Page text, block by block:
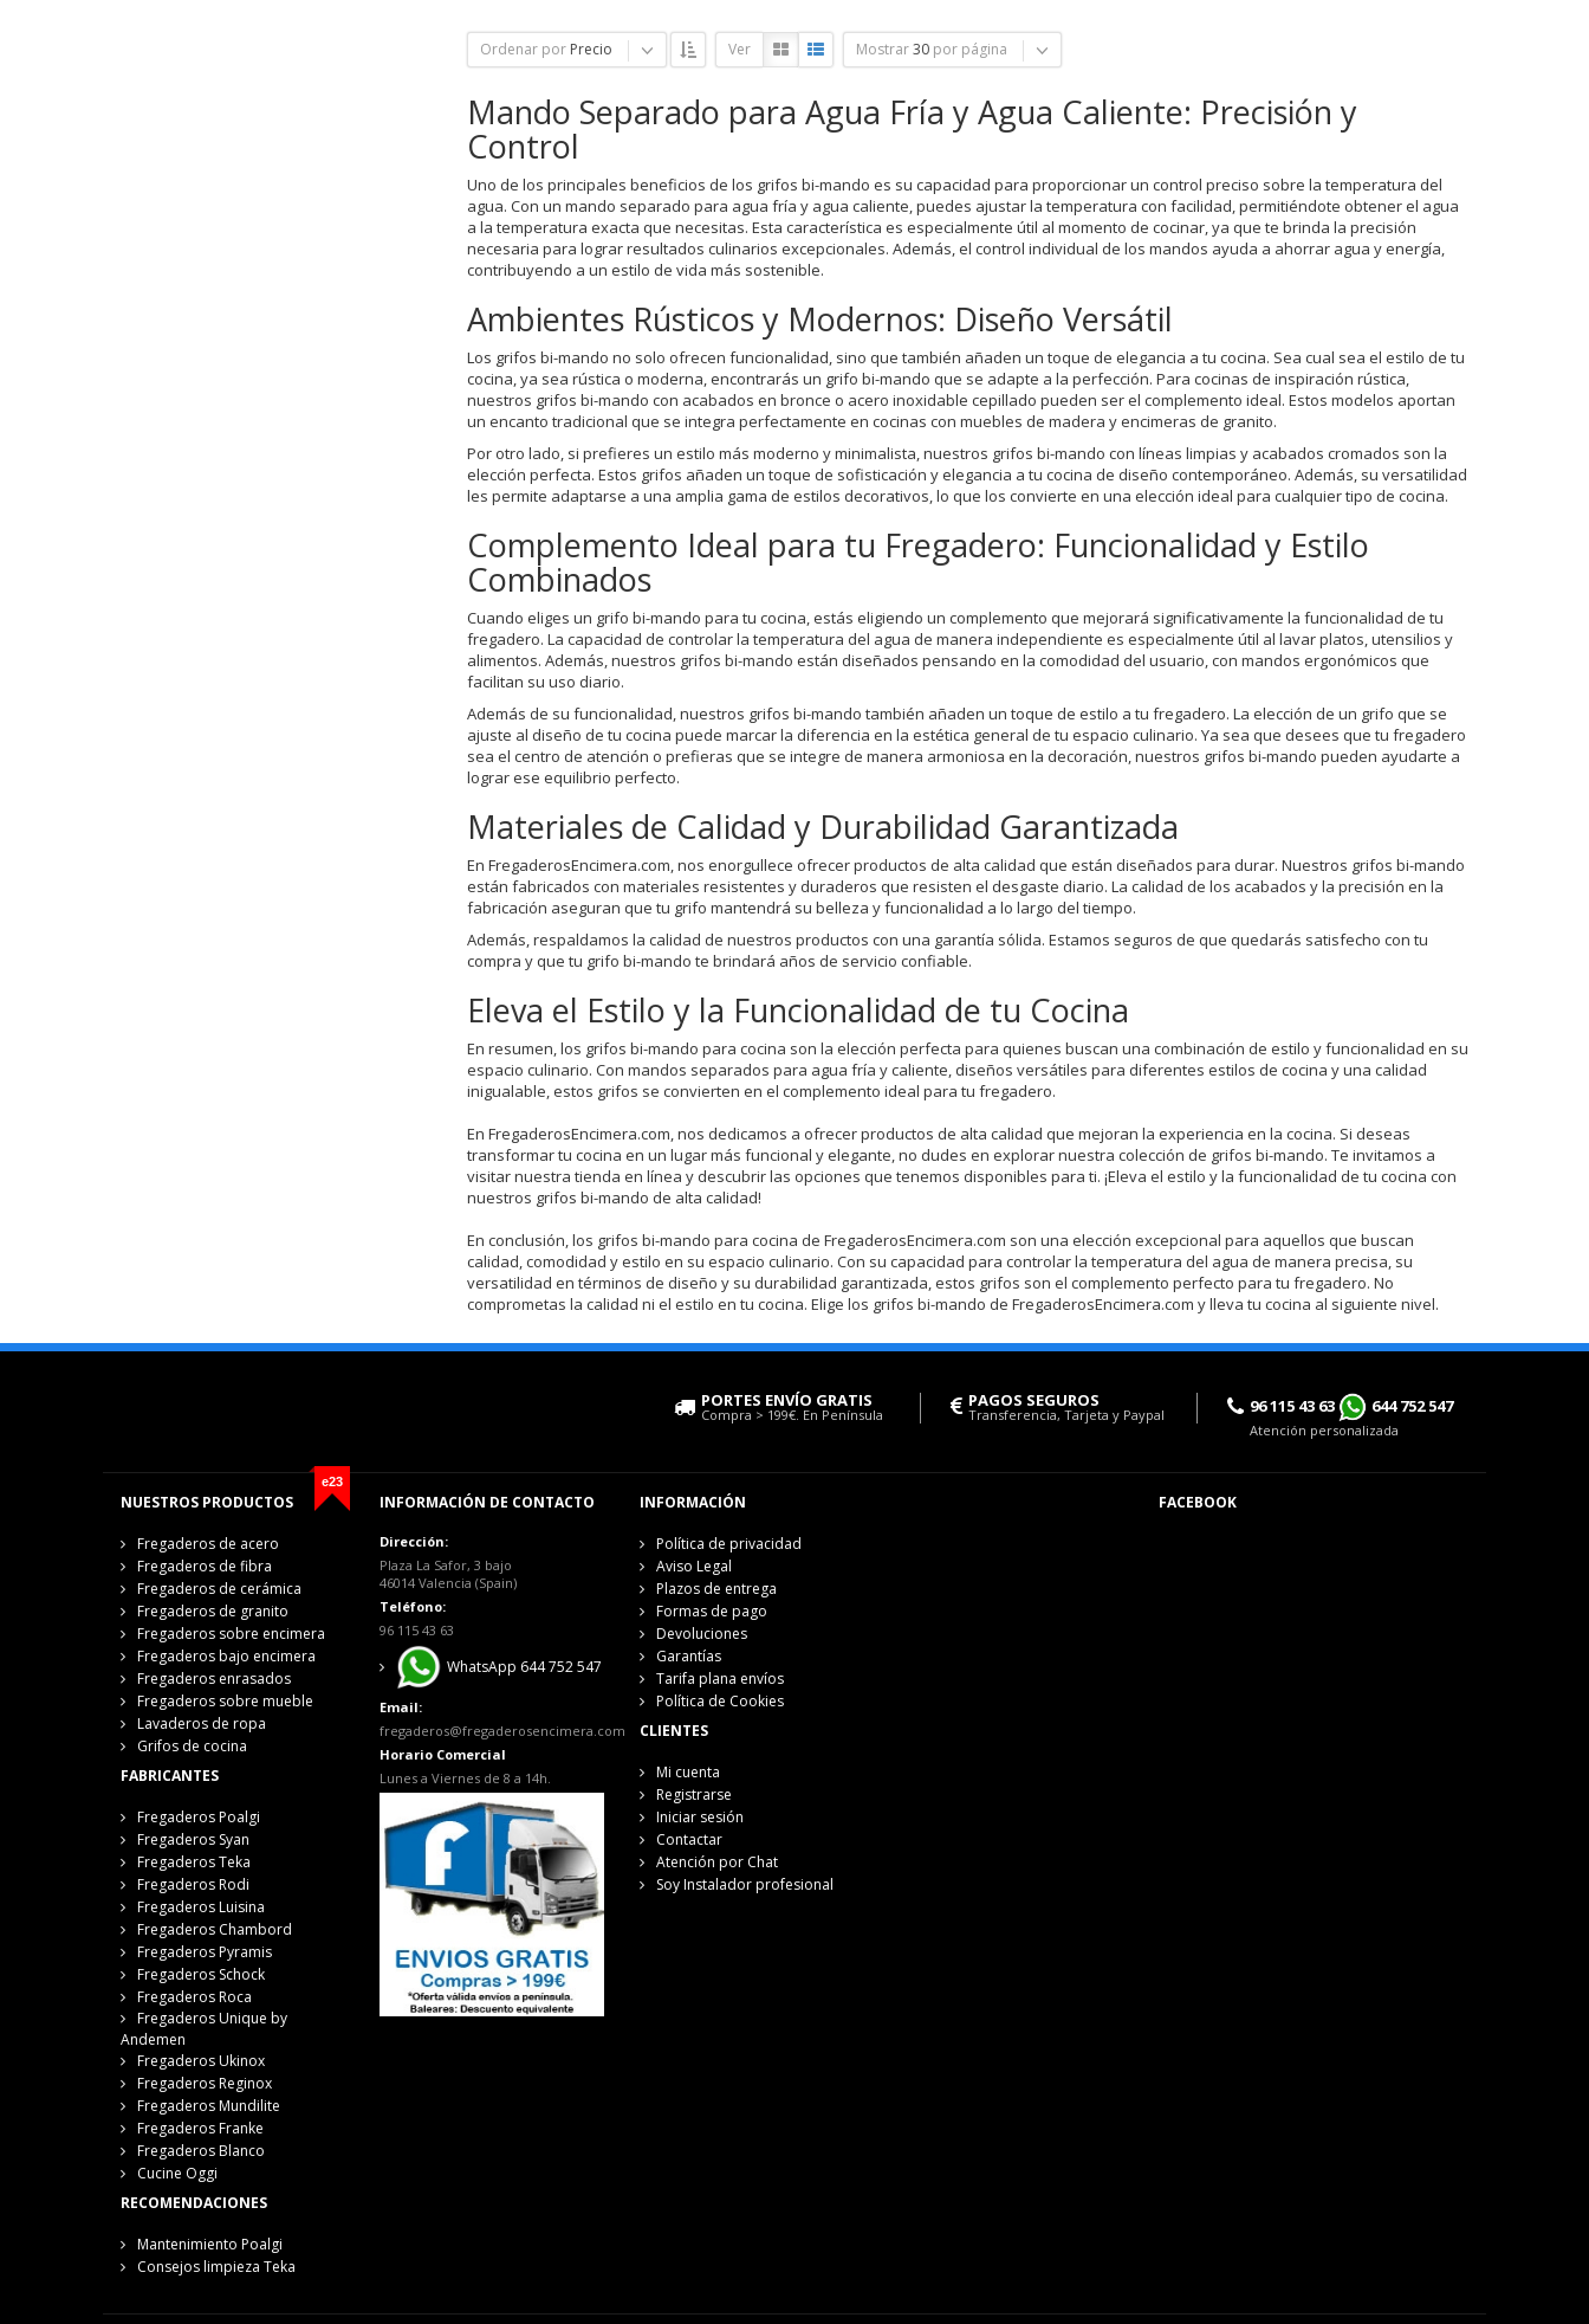
Ordenar por Precio Ver Mostrar 30 por página
Mando Separado para Agua Fría y Agua Caliente: Precisión y
Control
Uno de los principales beneficios de los grifos bi-mando es su capacidad para proporcionar un control preciso sobre la temperatura del
agua. Con un mando separado para agua fría y agua caliente, puedes ajustar la temperatura con facilidad, permitiéndote obtener el agua
a la temperatura exacta que necesitas. Esta característica es especialmente útil al momento de cocinar, ya que te brinda la precisión
necesaria para lograr resultados culinarios excepcionales. Además, el control individual de los mandos ayuda a ahorrar agua y energía,
contribuyendo a un estilo de vida más sostenible.
Ambientes Rústicos y Modernos: Diseño Versátil
Los grifos bi-mando no solo ofrecen funcionalidad, sino que también añaden un toque de elegancia a tu cocina. Sea cual sea el estilo de tu
cocina, ya sea rústica o moderna, encontrarás un grifo bi-mando que se adapte a la perfección. Para cocinas de inspiración rústica,
nuestros grifos bi-mando con acabados en bronce o acero inoxidable cepillado pueden ser el complemento ideal. Estos modelos aportan
un encanto tradicional que se integra perfectamente en cocinas con muebles de madera y encimeras de granito.
Por otro lado, si prefieres un estilo más moderno y minimalista, nuestros grifos bi-mando con líneas limpias y acabados cromados son la
elección perfecta. Estos grifos añaden un toque de sofisticación y elegancia a tu cocina de diseño contemporáneo. Además, su versatilidad
les permite adaptarse a una amplia gama de estilos decorativos, lo que los convierte en una elección ideal para cualquier tipo de cocina.
Complemento Ideal para tu Fregadero: Funcionalidad y Estilo
Combinados
Cuando eliges un grifo bi-mando para tu cocina, estás eligiendo un complemento que mejorará significativamente la funcionalidad de tu
fregadero. La capacidad de controlar la temperatura del agua de manera independiente es especialmente útil al lavar platos, utensilios y
alimentos. Además, nuestros grifos bi-mando están diseñados pensando en la comodidad del usuario, con mandos ergonómicos que
facilitan su uso diario.
Además de su funcionalidad, nuestros grifos bi-mando también añaden un toque de estilo a tu fregadero. La elección de un grifo que se
ajuste al diseño de tu cocina puede marcar la diferencia en la estética general de tu espacio culinario. Ya sea que desees que tu fregadero
sea el centro de atención o prefieras que se integre de manera armoniosa en la decoración, nuestros grifos bi-mando pueden ayudarte a
lograr ese equilibrio perfecto.
Materiales de Calidad y Durabilidad Garantizada
En FregaderosEncimera.com, nos enorgullece ofrecer productos de alta calidad que están diseñados para durar. Nuestros grifos bi-mando
están fabricados con materiales resistentes y duraderos que resisten el desgaste diario. La calidad de los acabados y la precisión en la
fabricación aseguran que tu grifo mantendrá su belleza y funcionalidad a lo largo del tiempo.
Además, respaldamos la calidad de nuestros productos con una garantía sólida. Estamos seguros de que quedarás satisfecho con tu
compra y que tu grifo bi-mando te brindará años de servicio confiable.
Eleva el Estilo y la Funcionalidad de tu Cocina
En resumen, los grifos bi-mando para cocina son la elección perfecta para quienes buscan una combinación de estilo y funcionalidad en su
espacio culinario. Con mandos separados para agua fría y caliente, diseños versátiles para diferentes estilos de cocina y una calidad
inigualable, estos grifos se convierten en el complemento ideal para tu fregadero.
En FregaderosEncimera.com, nos dedicamos a ofrecer productos de alta calidad que mejoran la experiencia en la cocina. Si deseas
transformar tu cocina en un lugar más funcional y elegante, no dudes en explorar nuestra colección de grifos bi-mando. Te invitamos a
visitar nuestra tienda en línea y descubrir las opciones que tenemos disponibles para ti. ¡Eleva el estilo y la funcionalidad de tu cocina con
nuestros grifos bi-mando de alta calidad!
En conclusión, los grifos bi-mando para cocina de FregaderosEncimera.com son una elección excepcional para aquellos que buscan
calidad, comodidad y estilo en su espacio culinario. Con su capacidad para controlar la temperatura del agua de manera precisa, su
versatilidad en términos de diseño y su durabilidad garantizada, estos grifos son el complemento perfecto para tu fregadero. No
comprometas la calidad ni el estilo en tu cocina. Elige los grifos bi-mando de FregaderosEncimera.com y lleva tu cocina al siguiente nivel.
PORTES ENVÍO GRATIS
Compra > 199€. En Península
PAGOS SEGUROS
Transferencia, Tarjeta y Paypal 96 115 43 63 644 752 547
Atención personalizada
e23
NUESTROS PRODUCTOS
Fregaderos de acero
Fregaderos de fibra
Fregaderos de cerámica
Fregaderos de granito
Fregaderos sobre encimera
Fregaderos bajo encimera
Fregaderos enrasados
Fregaderos sobre mueble
Lavaderos de ropa
Grifos de cocina
FABRICANTES
Fregaderos Poalgi
Fregaderos Syan
Fregaderos Teka
Fregaderos Rodi
Fregaderos Luisina
Fregaderos Chambord
Fregaderos Pyramis
Fregaderos Schock
Fregaderos Roca
Fregaderos Unique by
Andemen
Fregaderos Ukinox
Fregaderos Reginox
Fregaderos Mundilite
Fregaderos Franke
Fregaderos Blanco
Cucine Oggi
RECOMENDACIONES
Mantenimiento Poalgi
Consejos limpieza Teka
INFORMACIÓN DE CONTACTO
Dirección:
Plaza La Safor, 3 bajo
46014 Valencia (Spain)
Teléfono:
96 115 43 63
WhatsApp 644 752 547
Email:
fregaderos@fregaderosencimera.com
Horario Comercial
Lunes a Viernes de 8 a 14h.
INFORMACIÓN
Política de privacidad
Aviso Legal
Plazos de entrega
Formas de pago
Devoluciones
Garantías
Tarifa plana envíos
Política de Cookies
CLIENTES
Mi cuenta
Registrarse
Iniciar sesión
Contactar
Atención por Chat
Soy Instalador profesional
FACEBOOK